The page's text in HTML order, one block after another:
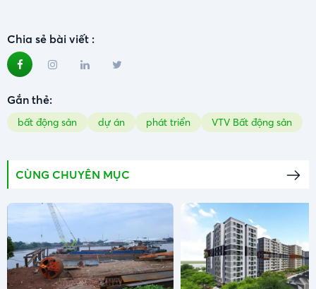
Chia sẻ bài viết :
Gắn thẻ:
bất động sản dự án phát triển VTV Bất động sản
CÙNG CHUYÊN MỤC